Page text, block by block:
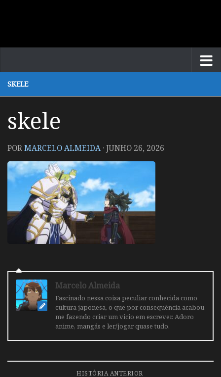
SKELE
skele
PORMARCELO ALMEIDA ·JUNHO 26, 2026
Marcelo Almeida
Fascinado nessa coisa peculiar conhecida como
cultura japonesa, o que por consequência acabou
me fazendo criar um vicio em escrever. Adoro
anime, mangás e ler/jogar quase tudo.
HISTÓRIA ANTERIOR